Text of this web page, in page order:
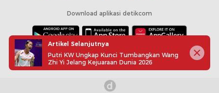
Download aplikasi detikcom
Copyright @ 2026 detikcom, All right reserved
Artikel Selanjutnya
Putri KW Ungkap Kunci Tumbangkan Wang
Zhi Yi Jelang Kejuaraan Dunia 2026